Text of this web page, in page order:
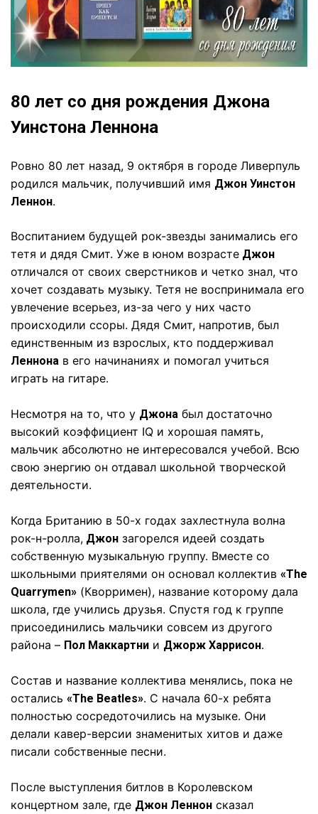
80 лет со дня рождения Джона
Уинстона Леннона
Ровно 80 лет назад, 9 октября в городе Ливерпуль
родился мальчик, получивший имя Джон Уинстон
Леннон.
Воспитанием будущей рок-звезды занимались его
тетя и дядя Смит. Уже в юном возрасте Джон
отличался от своих сверстников и четко знал, что
хочет создавать музыку. Тетя не воспринимала его
увлечение всерьез, из-за чего у них часто
происходили ссоры. Дядя Смит, напротив, был
единственным из взрослых, кто поддерживал
Леннона в его начинаниях и помогал учиться
играть на гитаре.
Несмотря на то, что у Джона был достаточно
высокий коэффициент IQ и хорошая память,
мальчик абсолютно не интересовался учебой. Всю
свою энергию он отдавал школьной творческой
деятельности.
Когда Британию в 50-х годах захлестнула волна
рок-н-ролла, Джон загорелся идеей создать
собственную музыкальную группу. Вместе со
школьными приятелями он основал коллектив «The
Quarrymen» (Кворримен), название которому дала
школа, где учились друзья. Спустя год к группе
присоединились мальчики совсем из другого
района – Пол Маккартни и Джорж Харрисон.
Состав и название коллектива менялись, пока не
остались «The Beatles». С начала 60-х ребята
полностью сосредоточились на музыке. Они
делали кавер-версии знаменитых хитов и даже
писали собственные песни.
После выступления битлов в Королевском
концертном зале, где Джон Леннон сказал